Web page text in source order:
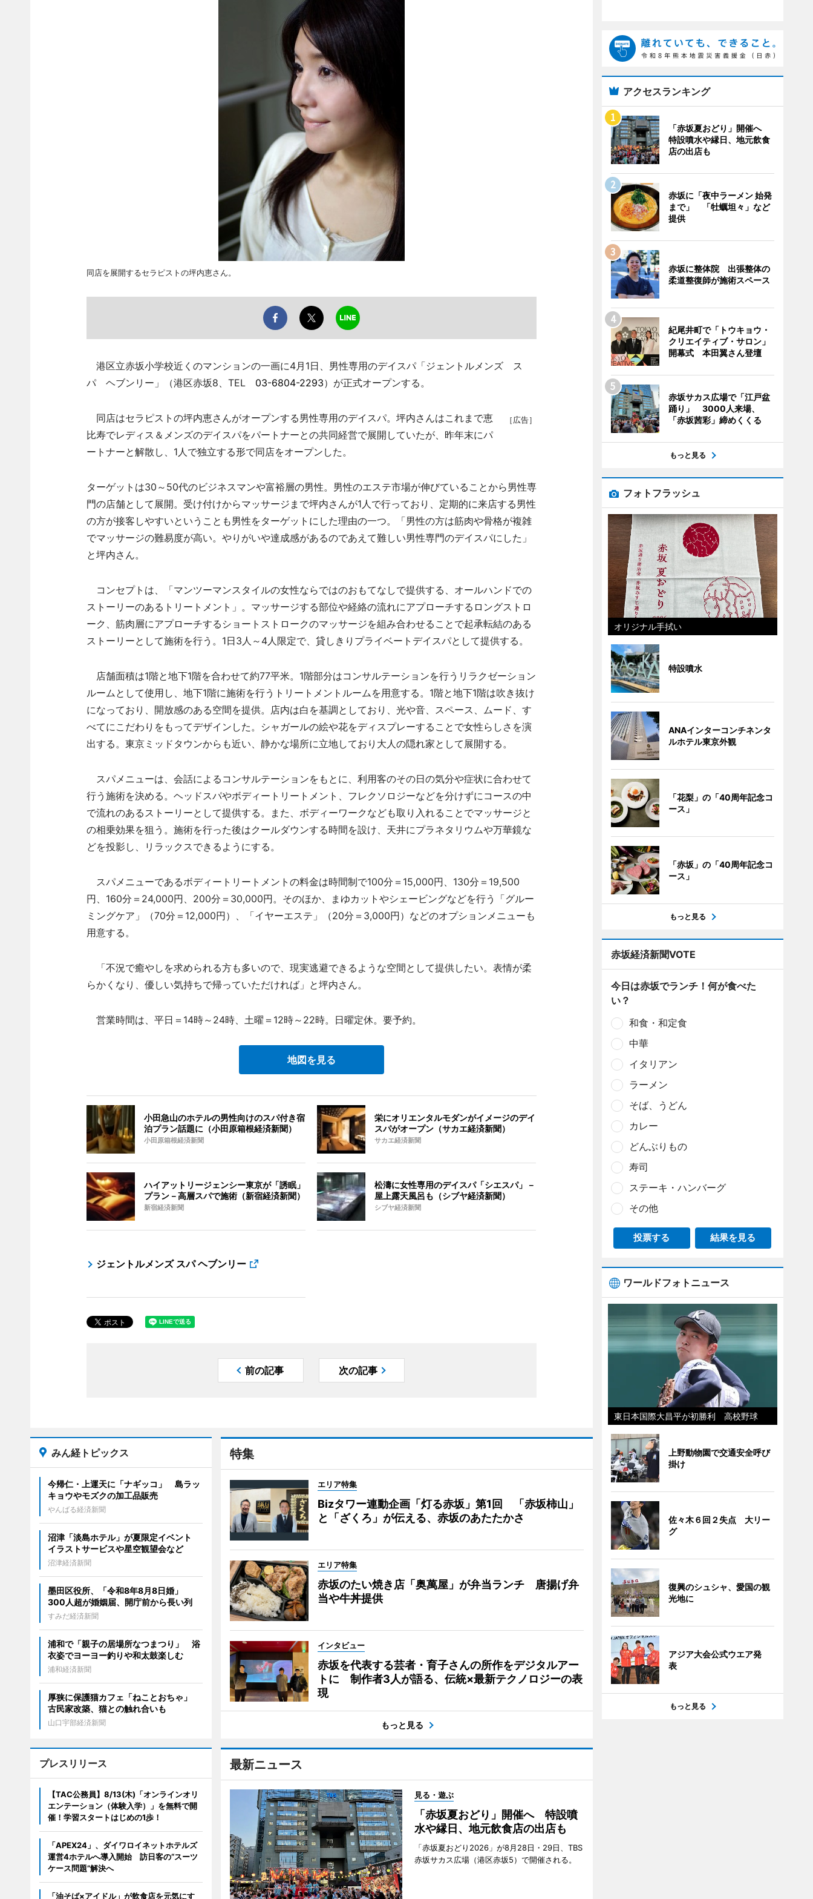
同店を展開するセラピストの坪内恵さん。
港区立赤坂小学校近くのマンションの一画に4月1日、男性専用のデイスパ「ジェントルメンズ ス
パ ヘブンリー」（港区赤坂8、TEL 03-6804-2293）が正式オープンする。
［広告］
同店はセラピストの坪内恵さんがオープンする男性専用のデイスパ。坪内さんはこれまで恵
比寿でレディス＆メンズのデイスパをパートナーとの共同経営で展開していたが、昨年末にパ
ートナーと解散し、1人で独立する形で同店をオープンした。
ターゲットは30～50代のビジネスマンや富裕層の男性。男性のエステ市場が伸びていることから男性専
門の店舗として展開。受け付けからマッサージまで坪内さんが1人で行っており、定期的に来店する男性
の方が接客しやすいということも男性をターゲットにした理由の一つ。「男性の方は筋肉や骨格が複雑
でマッサージの難易度が高い。やりがいや達成感があるのであえて難しい男性専門のデイスパにした」
と坪内さん。
コンセプトは、「マンツーマンスタイルの女性ならではのおもてなしで提供する、オールハンドでの
ストーリーのあるトリートメント」。マッサージする部位や経絡の流れにアプローチするロングストロ
ーク、筋肉層にアプローチするショートストロークのマッサージを組み合わせることで起承転結のある
ストーリーとして施術を行う。1日3人～4人限定で、貸しきりプライベートデイスパとして提供する。
店舗面積は1階と地下1階を合わせて約77平米。1階部分はコンサルテーションを行うリラクゼーション
ルームとして使用し、地下1階に施術を行うトリートメントルームを用意する。1階と地下1階は吹き抜け
になっており、開放感のある空間を提供。店内は白を基調としており、光や音、スペース、ムード、す
べてにこだわりをもってデザインした。シャガールの絵や花をディスプレーすることで女性らしさを演
出する。東京ミッドタウンからも近い、静かな場所に立地しており大人の隠れ家として展開する。
スパメニューは、会話によるコンサルテーションをもとに、利用客のその日の気分や症状に合わせて
行う施術を決める。ヘッドスパやボディートリートメント、フレクソロジーなどを分けずにコースの中
で流れのあるストーリーとして提供する。また、ボディーワークなども取り入れることでマッサージと
の相乗効果を狙う。施術を行った後はクールダウンする時間を設け、天井にプラネタリウムや万華鏡な
どを投影し、リラックスできるようにする。
スパメニューであるボディートリートメントの料金は時間制で100分＝15,000円、130分＝19,500
円、160分＝24,000円、200分＝30,000円。そのほか、まゆカットやシェービングなどを行う「グルー
ミングケア」（70分＝12,000円）、「イヤーエステ」（20分＝3,000円）などのオプションメニューも
用意する。
「不況で癒やしを求められる方も多いので、現実逃避できるような空間として提供したい。表情が柔
らかくなり、優しい気持ちで帰っていただければ」と坪内さん。
営業時間は、平日＝14時～24時、土曜＝12時～22時。日曜定休。要予約。
地図を見る
小田急山のホテルの男性向けのスパ付き宿
泊プラン話題に（小田原箱根経済新聞）
小田原箱根経済新聞
栄にオリエンタルモダンがイメージのデイ
スパがオープン（サカエ経済新聞）
サカエ経済新聞
ハイアットリージェンシー東京が「誘眠」
プラン－高層スパで施術（新宿経済新聞）
新宿経済新聞
松濤に女性専用のデイスパ「シエスパ」－
屋上露天風呂も（シブヤ経済新聞）
シブヤ経済新聞
ジェントルメンズ スパ ヘブンリー
前の記事 次の記事
特集
エリア特集
Bizタワー連動企画「灯る赤坂」第1回 「赤坂柿山」
と「ざくろ」が伝える、赤坂のあたたかさ
エリア特集
赤坂のたい焼き店「奥萬屋」が弁当ランチ 唐揚げ弁
当や牛丼提供
インタビュー
赤坂を代表する芸者・育子さんの所作をデジタルアー
トに 制作者3人が語る、伝統×最新テクノロジーの表
現
もっと見る
最新ニュース
見る・遊ぶ
「赤坂夏おどり」開催へ 特設噴
水や縁日、地元飲食店の出店も
「赤坂夏おどり2026」が8月28日・29日、TBS
赤坂サカス広場（港区赤坂5）で開催される。
みん経トピックス
今帰仁・上運天に「ナギッコ」 島ラッ
キョウやモズクの加工品販売
やんばる経済新聞
沼津「淡島ホテル」が夏限定イベント
イラストサービスや星空観望会など
沼津経済新聞
墨田区役所、「令和8年8月8日婚」
300人超が婚姻届、開庁前から長い列
すみだ経済新聞
浦和で「親子の居場所なつまつり」 浴
衣姿でヨーヨー釣りや和太鼓楽しむ
浦和経済新聞
厚狭に保護猫カフェ「ねことおちゃ」
古民家改築、猫との触れ合いも
山口宇部経済新聞
プレスリリース
【TAC公務員】8/13(木)「オンラインオリ
エンテーション（体験入学）」を無料で開
催！学習スタートはじめの1歩！
「APEX24」、ダイワロイネットホテルズ
運営4ホテルへ導入開始 訪日客の“スーツ
ケース問題”解決へ
「油そば×アイドル」が飲食店を元気にす
アクセスランキング
「赤坂夏おどり」開催へ
特設噴水や縁日、地元飲食
店の出店も
赤坂に「夜中ラーメン 始発
まで」 「牡蠣坦々」など
提供
赤坂に整体院 出張整体の
柔道整復師が施術スペース
紀尾井町で「トウキョウ・
クリエイティブ・サロン」
開幕式 本田翼さん登壇
赤坂サカス広場で「江戸盆
踊り」 3000人来場、
「赤坂茜彩」締めくくる
もっと見る
フォトフラッシュ
オリジナル手拭い
特設噴水
ANAインターコンチネンタ
ルホテル東京外観
「花梨」の「40周年記念コ
ース」
「赤坂」の「40周年記念コ
ース」
もっと見る
赤坂経済新聞VOTE
今日は赤坂でランチ！何が食べた
い？
和食・和定食
中華
イタリアン
ラーメン
そば、うどん
カレー
どんぶりもの
寿司
ステーキ・ハンバーグ
その他
投票する 結果を見る
ワールドフォトニュース
東日本国際大昌平が初勝利 高校野球
上野動物園で交通安全呼び
掛け
佐々木６回２失点 大リー
グ
復興のシュシャ、愛国の観
光地に
アジア大会公式ウエア発
表
もっと見る